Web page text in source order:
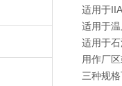
适用于
适用于温
适用于
用作厂区
三种规